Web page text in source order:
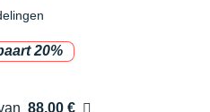
20%
88.00 €